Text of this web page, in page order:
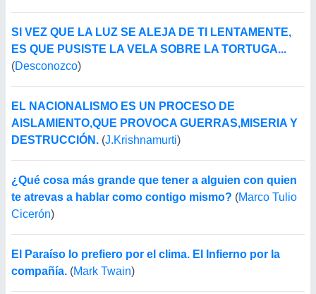
SI VEZ QUE LA LUZ SE ALEJA DE TI LENTAMENTE,
ES QUE PUSISTE LA VELA SOBRE LA TORTUGA...
(Desconozco)
EL NACIONALISMO ES UN PROCESO DE
AISLAMIENTO,QUE PROVOCA GUERRAS,MISERIA Y
DESTRUCCIÓN. (J.Krishnamurti)
¿Qué cosa más grande que tener a alguien con quien
te atrevas a hablar como contigo mismo? (Marco Tulio
Cicerón)
El Paraíso lo prefiero por el clima. El Infierno por la
compañía. (Mark Twain)